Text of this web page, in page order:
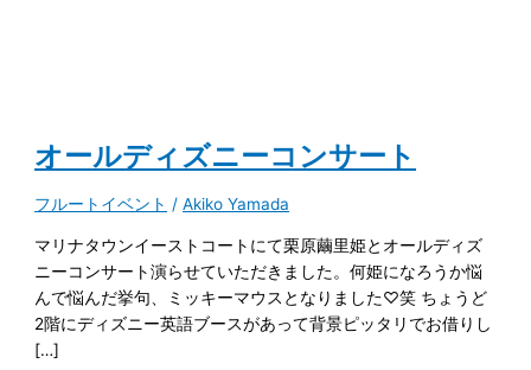
オールディズニーコンサート
フルートイベント /Akiko Yamada
マリナタウンイーストコートにて栗原繭里姫とオールディズ
ニーコンサート演らせていただきました。何姫になろうか悩
んで悩んだ挙句、ミッキーマウスとなりました♡笑 ちょうど
2階にディズニー英語ブースがあって背景ピッタリでお借りし
[…]